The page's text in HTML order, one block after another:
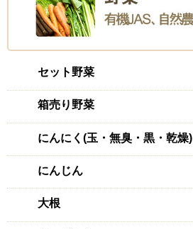
セット野菜
箱売り野菜
にんにく(玉・無臭・黒・乾燥)
にんじん
大根